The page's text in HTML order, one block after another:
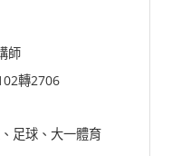
師
轉2706
足球、大一體育